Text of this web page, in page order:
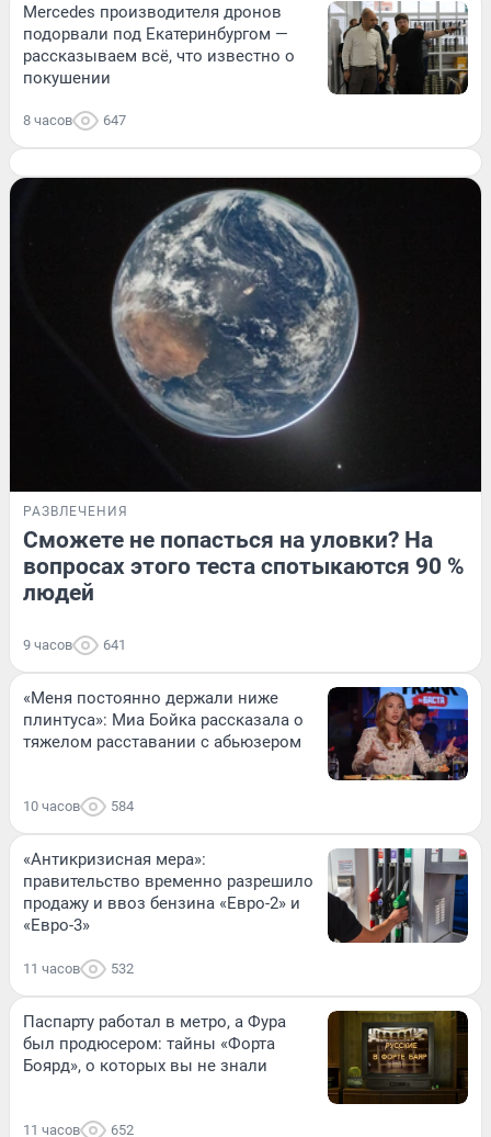
Mercedes производителя дронов
подорвали под Екатеринбургом —
рассказываем всё, что известно о
покушении
8 часов 647
РАЗВЛЕЧЕНИЯ
Сможете не попасться на уловки? На
вопросах этого теста спотыкаются 90 %
людей
9 часов 641
«Меня постоянно держали ниже
плинтуса»: Миа Бойка рассказала о
тяжелом расставании с абьюзером
10 часов 584
«Антикризисная мера»:
правительство временно разрешило
продажу и ввоз бензина «Евро-2» и
«Евро-3»
11 часов 532
Паспарту работал в метро, а Фура
был продюсером: тайны «Форта
Боярд», о которых вы не знали
11 часов 652